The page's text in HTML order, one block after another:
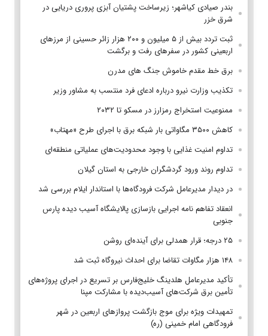
بندر صیادی کیاشهر؛ زیرساخت پشتیان آبزی پروری دریایی در
شرق خزر
ثبت تردد بیش از ۵ میلیون و ۲۰۰ هزار زائر حسینی از مرزهای
اربعینی کشور در سفرهای رفت و برگشت
برق خط مقدم خاموش جنگ های مدرن
تکذیب وزارت نیرو درباره ادعای فرد منتسب به مشاور وزیر
ممنوعیت استخراج رمزارز در مسکو تا ۲۰۳۲
کاهش ۳۵۰۰ مگاواتی بار شبکه برق با اجرای طرح «مهتاب»
تداوم امنیت غذایی با وجود محدودیت‌های عملیاتی منطقه‌ای
تداوم روند ورود گردشگران خارجی به استان گیلان
در دیدار مدیرعامل شرکت فرودگاه‌ها با استاندار ایلام بررسی شد
انعقاد تفاهم نامه اجرایی بازسازی پالایشگاه آسیب دیده پارس
جنوبی
۲۵ درجه؛ قرار همدلی برای آینده‌ای روشن
۱۴۸ هزار مگاوات تقاضا برای احداث نیروگاه ثبت شد
تأکید مدیرعامل هلدینگ خلیج‌فارس بر تسریع در اجرای پروژه‌های
تأمین برق شرکت‌های آسیب‌دیده با مشارکت مپنا
تمهیدات ویژه برای موج بازگشت پروازهای اربعین در شهر
فرودگاهی امام خمینی (ره)